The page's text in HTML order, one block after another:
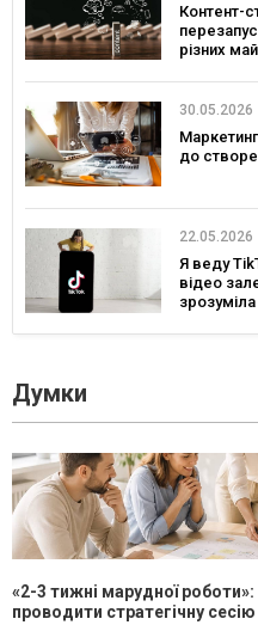
Контент-
різних
30.05.2026
Маркетинг
до
22.05.2026
Я веду
відео
зрозуміла
Думки
«2-3 тижні марудної
проводити стратегічну сесію